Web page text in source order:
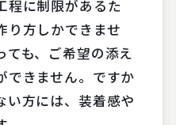
程に制限があるた
り方しかできませ
ても、ご希望の添え
できません。ですか
い方には、装着感や